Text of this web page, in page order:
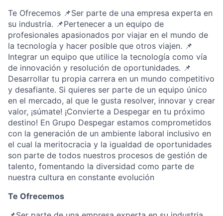
Te Ofrecemos 📌Ser parte de una empresa experta en
su industria. 📌Pertenecer a un equipo de
profesionales apasionados por viajar en el mundo de
la tecnología y hacer posible que otros viajen. 📌
Integrar un equipo que utilice la tecnología como vía
de innovación y resolución de oportunidades. 📌
Desarrollar tu propia carrera en un mundo competitivo
y desafiante. Si quieres ser parte de un equipo único
en el mercado, al que le gusta resolver, innovar y crear
valor, ¡súmate! ¡Convierte a Despegar en tu próximo
destino! En Grupo Despegar estamos comprometidos
con la generación de un ambiente laboral inclusivo en
el cual la meritocracia y la igualdad de oportunidades
son parte de todos nuestros procesos de gestión de
talento, fomentando la diversidad como parte de
nuestra cultura en constante evolución
Te Ofrecemos